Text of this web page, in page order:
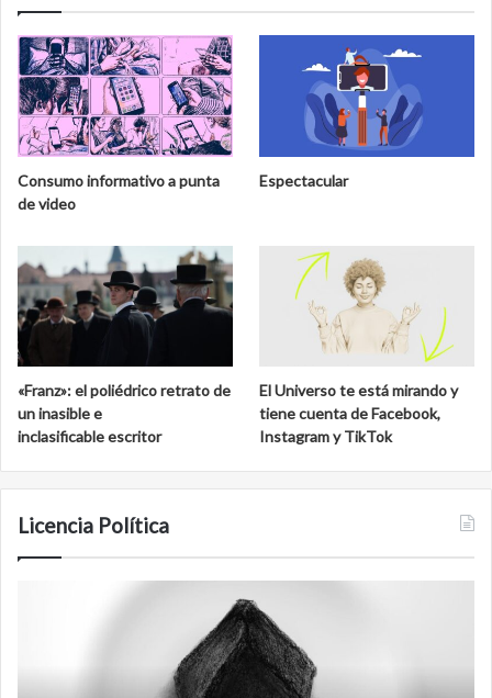
Consumo informativo a punta
de video
Espectacular
«Franz»: el poliédrico retrato de
un inasible e
inclasificable escritor
El Universo te está mirando y
tiene cuenta de Facebook,
Instagram y TikTok
Licencia Política